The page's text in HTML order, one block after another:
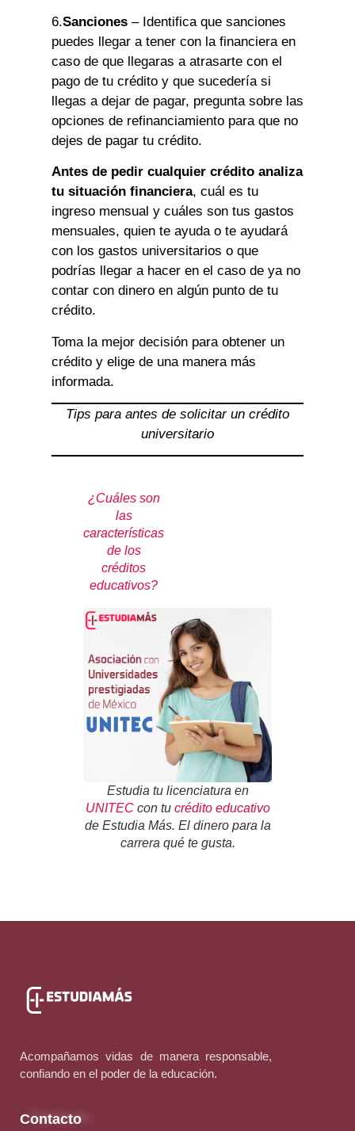
6.Sanciones – Identifica que sanciones
puedes llegar a tener con la financiera en
caso de que llegaras a atrasarte con el
pago de tu crédito y que sucedería si
llegas a dejar de pagar, pregunta sobre las
opciones de refinanciamiento para que no
dejes de pagar tu crédito.
Antes de pedir cualquier crédito analiza
tu situación financiera, cuál es tu
ingreso mensual y cuáles son tus gastos
mensuales, quien te ayuda o te ayudará
con los gastos universitarios o que
podrías llegar a hacer en el caso de ya no
contar con dinero en algún punto de tu
crédito.
Toma la mejor decisión para obtener un
crédito y elige de una manera más
informada.
Tips para antes de solicitar un crédito
universitario
¿Cuáles son
las
características
de los
créditos
educativos?
Estudia tu licenciatura en
UNITECcon tu crédito educativo
de Estudia Más. El dinero para la
carrera qué te gusta.
Acompañamos vidas de manera responsable,
confiando en el poder de la educación.
Contacto